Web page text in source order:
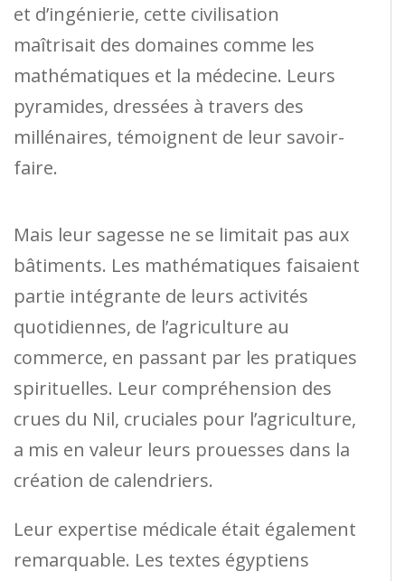
et d’ingénierie, cette civilisation
maîtrisait des domaines comme les
mathématiques et la médecine. Leurs
pyramides, dressées à travers des
millénaires, témoignent de leur savoir-
faire.
Mais leur sagesse ne se limitait pas aux
bâtiments. Les mathématiques faisaient
partie intégrante de leurs activités
quotidiennes, de l’agriculture au
commerce, en passant par les pratiques
spirituelles. Leur compréhension des
crues du Nil, cruciales pour l’agriculture,
a mis en valeur leurs prouesses dans la
création de calendriers.
Leur expertise médicale était également
remarquable. Les textes égyptiens